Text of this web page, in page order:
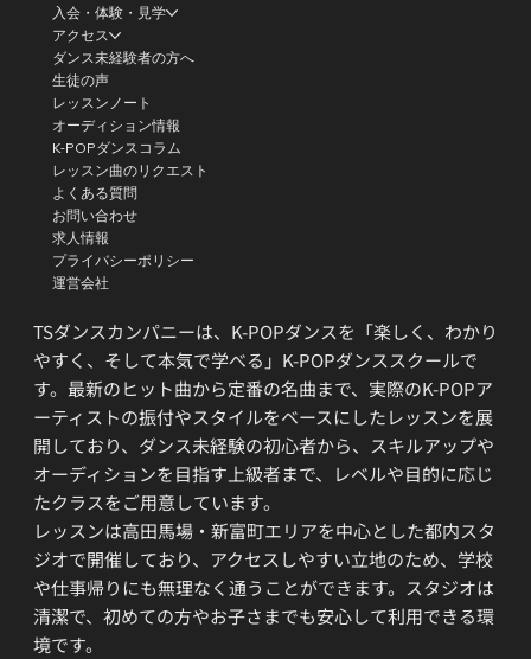
TSダンスカンパニーは、K-POPダンスを「楽しく、わかり
やすく、そして本気で学べる」K-POPダンススクールで
す。最新のヒット曲から定番の名曲まで、実際のK-POPア
ーティストの振付やスタイルをベースにしたレッスンを展
開しており、ダンス未経験の初心者から、スキルアップや
オーディションを目指す上級者まで、レベルや目的に応じ
たクラスをご用意しています。
レッスンは高田馬場・新富町エリアを中心とした都内スタ
ジオで開催しており、アクセスしやすい立地のため、学校
や仕事帰りにも無理なく通うことができます。スタジオは
清潔で、初めての方やお子さまでも安心して利用できる環
境です。
入会・体験・見学
アクセス
ダンス未経験者の方へ
生徒の声
レッスンノート
オーディション情報
K-POPダンスコラム
レッスン曲のリクエスト
よくある質問
お問い合わせ
求人情報
プライバシーポリシー
運営会社